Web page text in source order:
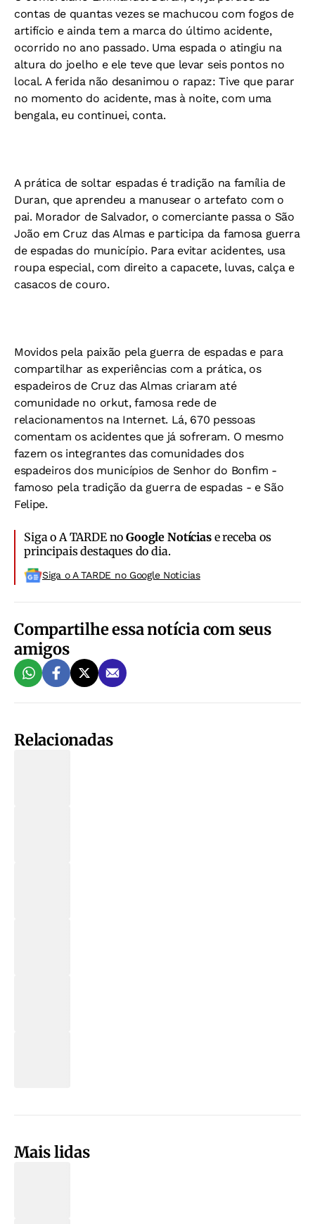
contas de quantas vezes se machucou com fogos de
artifício e ainda tem a marca do último acidente,
ocorrido no ano passado. Uma espada o atingiu na
altura do joelho e ele teve que levar seis pontos no
local. A ferida não desanimou o rapaz: Tive que parar
no momento do acidente, mas à noite, com uma
bengala, eu continuei, conta.
A prática de soltar espadas é tradição na família de
Duran, que aprendeu a manusear o artefato com o
pai. Morador de Salvador, o comerciante passa o São
João em Cruz das Almas e participa da famosa guerra
de espadas do município. Para evitar acidentes, usa
roupa especial, com direito a capacete, luvas, calça e
casacos de couro.
Movidos pela paixão pela guerra de espadas e para
compartilhar as experiências com a prática, os
espadeiros de Cruz das Almas criaram até
comunidade no orkut, famosa rede de
relacionamentos na Internet. Lá, 670 pessoas
comentam os acidentes que já sofreram. O mesmo
fazem os integrantes das comunidades dos
espadeiros dos municípios de Senhor do Bonfim -
famoso pela tradição da guerra de espadas - e São
Felipe.
Siga o A TARDE noGoogle Notíciase receba os
principais destaques do dia.
Siga o A TARDE no Google Noticias
Compartilhe essa notícia com seus
amigos
Relacionadas
Mais lidas